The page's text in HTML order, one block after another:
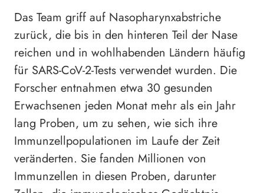
Das Team griff auf Nasopharynxabstriche
zurück, die bis in den hinteren Teil der Nase
reichen und in wohlhabenden Ländern häufig
für SARS-CoV-2-Tests verwendet wurden. Die
Forscher entnahmen etwa 30 gesunden
Erwachsenen jeden Monat mehr als ein Jahr
lang Proben, um zu sehen, wie sich ihre
Immunzellpopulationen im Laufe der Zeit
veränderten. Sie fanden Millionen von
Immunzellen in diesen Proben, darunter